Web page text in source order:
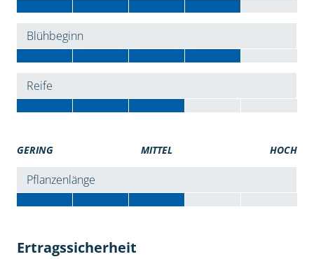
Blühbeginn
Reife
GERING MITTEL HOCH
Pflanzenlänge
Ertragssicherheit